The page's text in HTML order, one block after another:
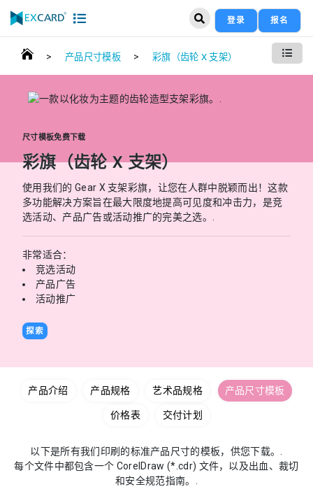
登录 报名
> 产品尺寸模板 > 彩旗（齿轮 X 支架）
尺寸模板免费下载
彩旗（齿轮 X 支架）
使用我们的 Gear X 支架彩旗，让您在人群中脱颖而出！这款
多功能解决方案旨在最大限度地提高可见度和冲击力，是竞
选活动、产品广告或活动推广的完美之选。.
非常适合：
竞选活动
产品广告
活动推广
探索
产品介绍 产品规格 艺术品规格 产品尺寸模板
价格表 交付计划
以下是所有我们印刷的标准产品尺寸的模板，供您下载。.
每个文件中都包含一个 CorelDraw (*.cdr) 文件，以及出血、裁切
和安全规范指南。.